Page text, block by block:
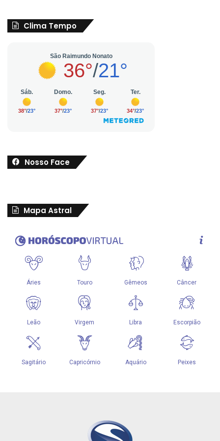
Clima Tempo
Nosso Face
Mapa Astral